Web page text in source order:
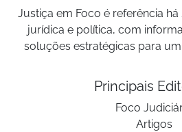
Justiça em Foco é referência
jurídica e política, com
soluções estratégicas para
Principais
Foco
Artigos